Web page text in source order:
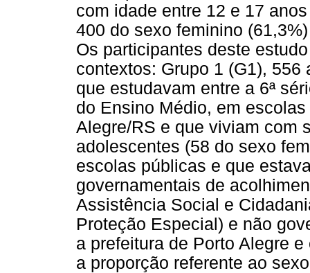
com idade entre 12 e 17
400 do sexo feminino
Os participantes deste
contextos: Grupo 1 (G1),
que estudavam entre a 6ª
do Ensino Médio, em
Alegre/RS e que viviam com
adolescentes (58 do sexo
escolas públicas e que
governamentais de
Assistência Social e
Proteção Especial) e não
a prefeitura de Porto Alegre
a proporção referente ao